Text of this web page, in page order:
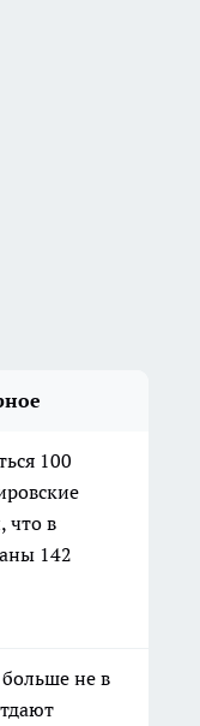
100
что в
142
не в